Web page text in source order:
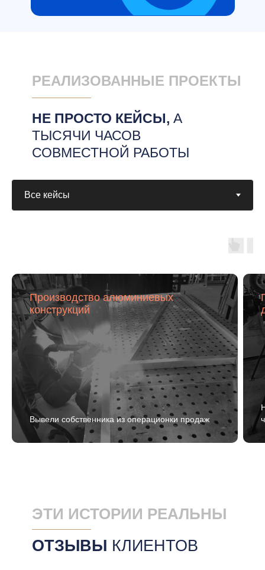
РЕАЛИЗОВАННЫЕ ПРОЕКТЫ
НЕ ПРОСТО КЕЙСЫ, А
ТЫСЯЧИ ЧАСОВ
СОВМЕСТНОЙ РАБОТЫ
Производство алюминиевых
конструкций
Вывели собственника из операционки продаж
ЭТИ ИСТОРИИ РЕАЛЬНЫ
ОТЗЫВЫ КЛИЕНТОВ